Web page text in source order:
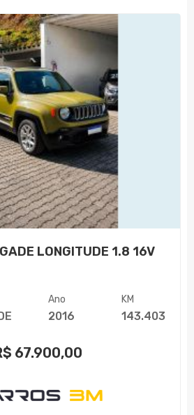
LONGITUDE 1.8 16V
Ano
2016
KM
143.403
67.900,00